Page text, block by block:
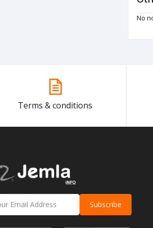
No
Terms & conditions
Subscribe